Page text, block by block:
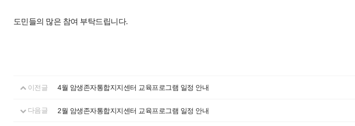
도민들의 많은 참여 부탁드립니다.
이전글 4월 암생존자통합지지센터 교육프로그램 일정 안내
다음글 2월 암생존자통합지지센터 교육프로그램 일정 안내